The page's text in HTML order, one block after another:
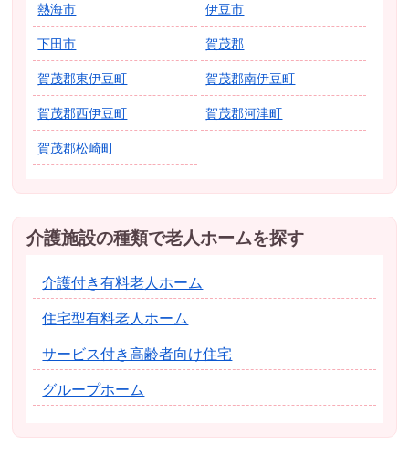
熱海市 伊豆市
下田市 賀茂郡
賀茂郡東伊豆町 賀茂郡南伊豆町
賀茂郡西伊豆町 賀茂郡河津町
賀茂郡松崎町
介護施設の種類で老人ホームを探す
介護付き有料老人ホーム
住宅型有料老人ホーム
サービス付き高齢者向け住宅
グループホーム